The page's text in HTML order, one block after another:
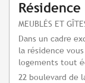
MEUBLÉS ET
Dans un cadre
la résidence
logements tout
22 boulevard de